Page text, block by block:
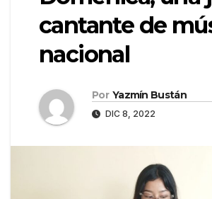
cantante de
nacional
Por Yazmín Bustán
DIC 8, 2022